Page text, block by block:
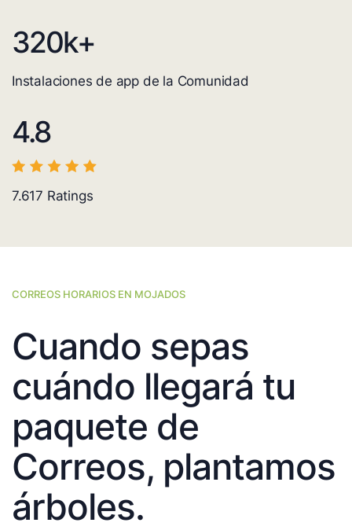
320k+
Instalaciones de app de la Comunidad
4.8
7.617 Ratings
CORREOS HORARIOS EN MOJADOS
Cuando sepas
cuándo llegará tu
paquete de
Correos, plantamos
árboles.